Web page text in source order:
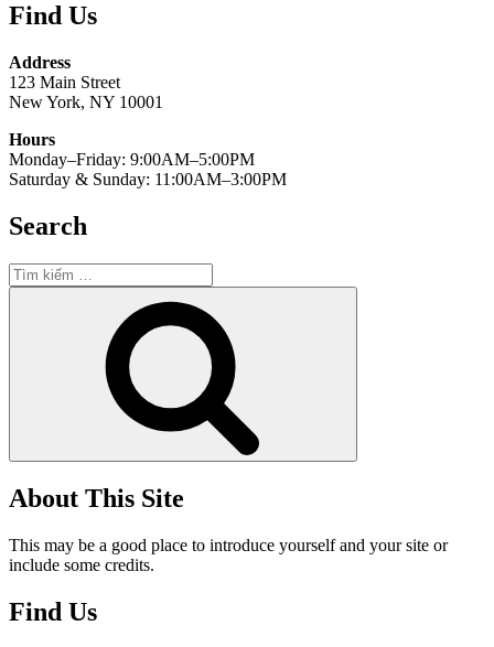
Find Us
Address
123 Main Street
New York, NY 10001
Hours
Monday–Friday: 9:00AM–5:00PM
Saturday & Sunday: 11:00AM–3:00PM
Search
Tìm
kiếm:
About This Site
This may be a good place to introduce yourself and your site or
include some credits.
Find Us